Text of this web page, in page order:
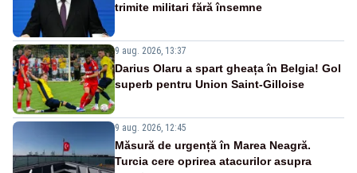
trimite militari fără însemne
9 aug. 2026, 13:37
Darius Olaru a spart gheața în Belgia! Gol
superb pentru Union Saint-Gilloise
9 aug. 2026, 12:45
Măsură de urgență în Marea Neagră.
Turcia cere oprirea atacurilor asupra